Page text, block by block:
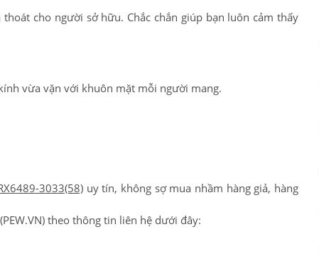
cho người sở hữu. Chắc chắn giúp bạn luôn cảm thấy
vừa vặn với khuôn mặt mỗi người mang.
3033(58)uy tín, không sợ mua nhầm hàng giả, hàng
theo thông tin liên hệ dưới đây: